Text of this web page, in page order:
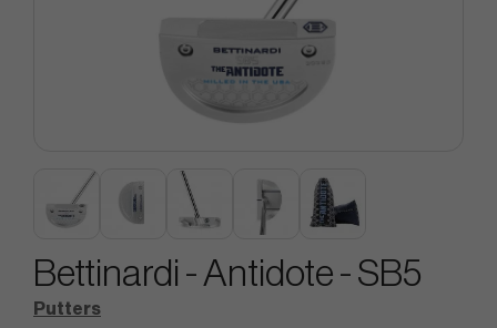
Bettinardi - Antidote - SB5
Putters